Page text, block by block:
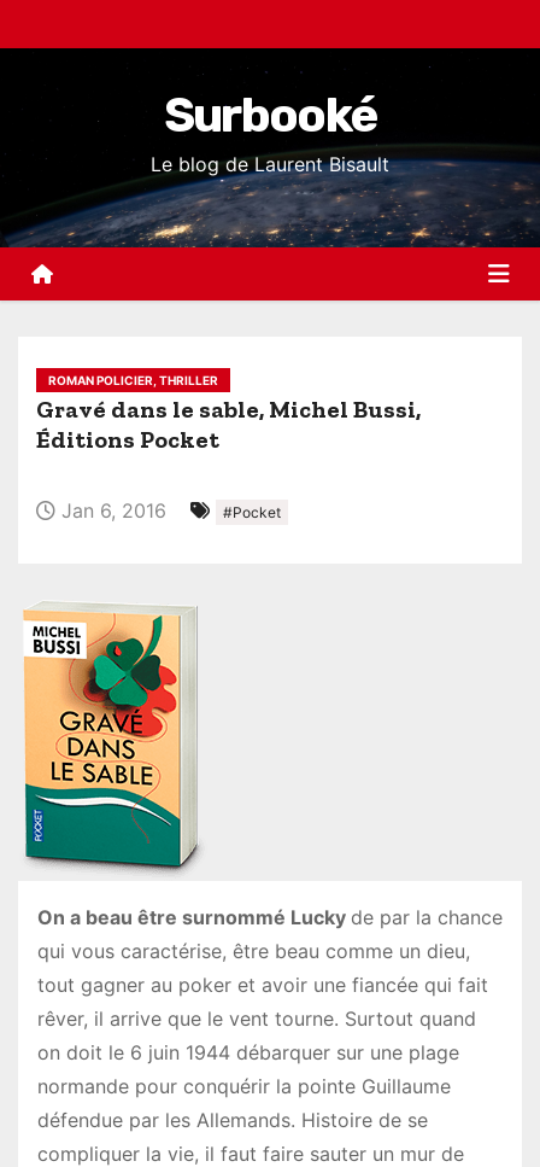
k
t
o
Surbooké
Le blog de Laurent Bisault
ROMAN POLICIER, THRILLER
Gravé dans le sable, Michel Bussi,
Éditions Pocket
Jan 6, 2016 #Pocket
On a beau être surnommé Lucky de par la chance
qui vous caractérise, être beau comme un dieu,
tout gagner au poker et avoir une fiancée qui fait
rêver, il arrive que le vent tourne. Surtout quand
on doit le 6 juin 1944 débarquer sur une plage
normande pour conquérir la pointe Guillaume
défendue par les Allemands. Histoire de se
compliquer la vie, il faut faire sauter un mur de